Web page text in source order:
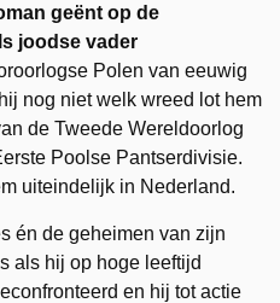
geënt op de
joodse vader
Polen van eeuwig
nog niet welk wreed lot hem
de Tweede Wereldoorlog
Poolse Pantserdivisie.
uiteindelijk in Nederland.
én de geheimen van zijn
als hij op hoge leeftijd
en hij tot actie